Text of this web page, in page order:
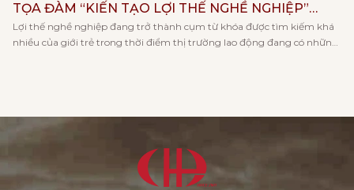
TỌA ĐÀM “KIẾN TẠO LỢI THẾ NGHỀ NGHIỆP”
CÙNG KHOA KẾ TOÁN – TRƯỜNG ĐẠI HỌC KINH
TẾ, ĐHQGHN
Lợi thế nghề nghiệp đang trở thành cụm từ khóa được tìm kiếm khá
nhiều của giới trẻ trong thời điểm thị trường lao động đang có những